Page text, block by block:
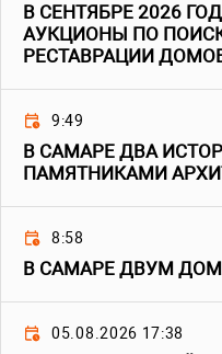
В СЕНТЯБРЕ 2026
АУКЦИОНЫ ПО
РЕСТАВРАЦИИ
9:49
В САМАРЕ ДВА
ПАМЯТНИКАМИ
8:58
В САМАРЕ ДВУМ
05.08.2026 17:38